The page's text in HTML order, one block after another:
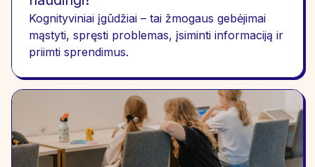
Kognityviniai įgūdžiai – tai žmogaus gebėjimai
mąstyti, spręsti problemas, įsiminti informaciją ir
priimti sprendimus.